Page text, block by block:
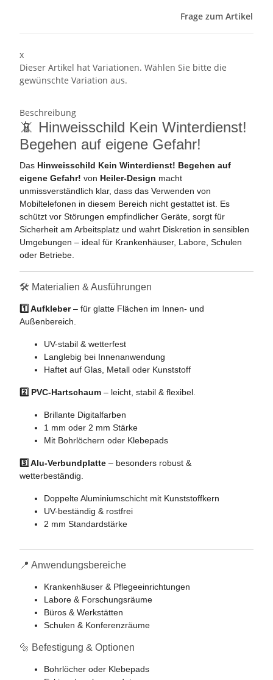
Frage zum Artikel
x
Dieser Artikel hat Variationen. Wählen Sie bitte die
gewünschte Variation aus.
Beschreibung
📵 Hinweisschild Kein Winterdienst!
Begehen auf eigene Gefahr!
Das Hinweisschild Kein Winterdienst! Begehen auf
eigene Gefahr! von Heiler-Design macht
unmissverständlich klar, dass das Verwenden von
Mobiltelefonen in diesem Bereich nicht gestattet ist. Es
schützt vor Störungen empfindlicher Geräte, sorgt für
Sicherheit am Arbeitsplatz und wahrt Diskretion in sensiblen
Umgebungen – ideal für Krankenhäuser, Labore, Schulen
oder Betriebe.
🛠️ Materialien & Ausführungen
1️⃣ Aufkleber– für glatte Flächen im Innen- und
Außenbereich.
UV-stabil & wetterfest
Langlebig bei Innenanwendung
Haftet auf Glas, Metall oder Kunststoff
2️⃣ PVC-Hartschaum – leicht, stabil & flexibel.
Brillante Digitalfarben
1 mm oder 2 mm Stärke
Mit Bohrlöchern oder Klebepads
3️⃣ Alu-Verbundplatte – besonders robust &
wetterbeständig.
Doppelte Aluminiumschicht mit Kunststoffkern
UV-beständig & rostfrei
2 mm Standardstärke
📍 Anwendungsbereiche
Krankenhäuser & Pflegeeinrichtungen
Labore & Forschungsräume
Büros & Werkstätten
Schulen & Konferenzräume
🔩 Befestigung & Optionen
Bohrlöcher oder Klebepads